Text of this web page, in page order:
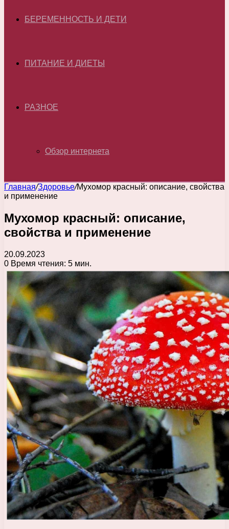
БЕРЕМЕННОСТЬ И ДЕТИ
ПИТАНИЕ И ДИЕТЫ
РАЗНОЕ
Обзор интернета
Главная/Здоровье/Мухомор красный: описание, свойства
и применение
Мухомор красный: описание,
свойства и применение
20.09.2023
0 Время чтения: 5 мин.